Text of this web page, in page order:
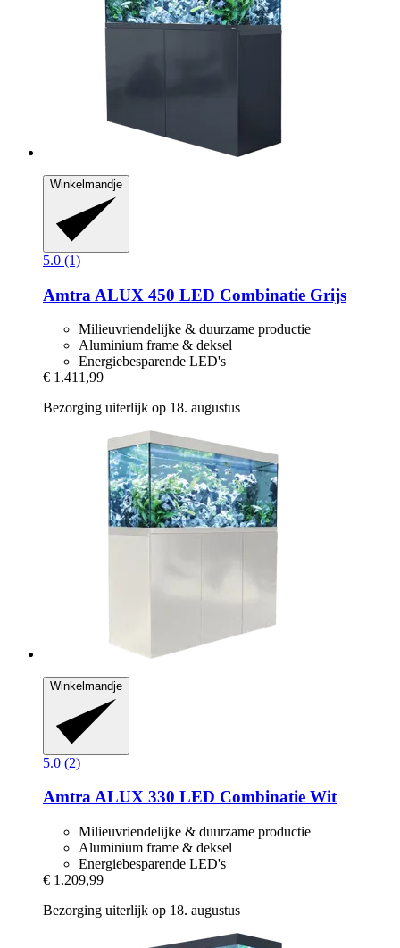
Winkelmandje
5.0 (1)
Amtra ALUX 450 LED Combinatie Grijs
Milieuvriendelijke & duurzame productie
Aluminium frame & deksel
Energiebesparende LED's
€ 1.411,99
Bezorging uiterlijk op 18. augustus
Winkelmandje
5.0 (2)
AmtraALUX 330 LED Combinatie Wit
Milieuvriendelijke & duurzame productie
Aluminium frame & deksel
Energiebesparende LED's
€ 1.209,99
Bezorging uiterlijk op 18. augustus